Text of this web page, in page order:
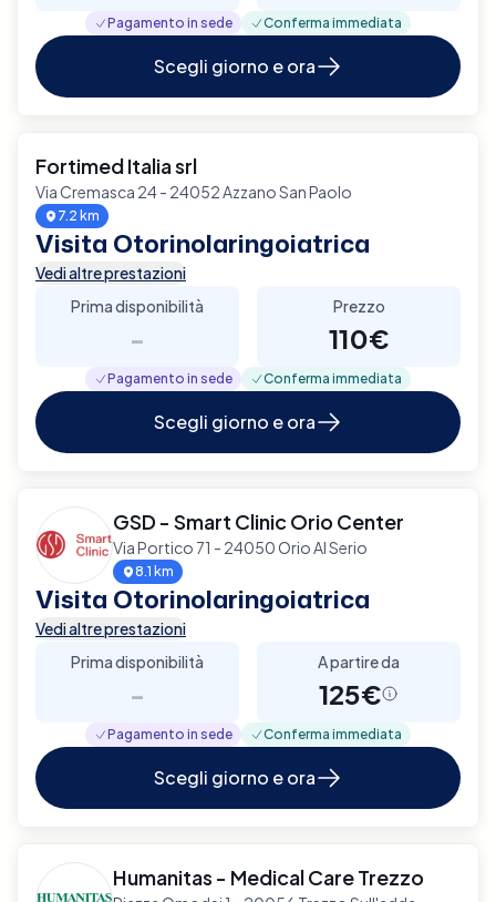
Pagamento in sede Conferma immediata
Scegli giorno e ora
Fortimed Italia srl
Via Cremasca 24 - 24052 Azzano San Paolo
7.2 km
Visita Otorinolaringoiatrica
Vedi altre prestazioni
Prima disponibilità
-
Prezzo
110€
Pagamento in sede Conferma immediata
Scegli giorno e ora
GSD - Smart Clinic Orio Center
Via Portico 71 - 24050 Orio Al Serio
8.1 km
Visita Otorinolaringoiatrica
Vedi altre prestazioni
Prima disponibilità
-
A partire da
125€
Pagamento in sede Conferma immediata
Scegli giorno e ora
Humanitas - Medical Care Trezzo